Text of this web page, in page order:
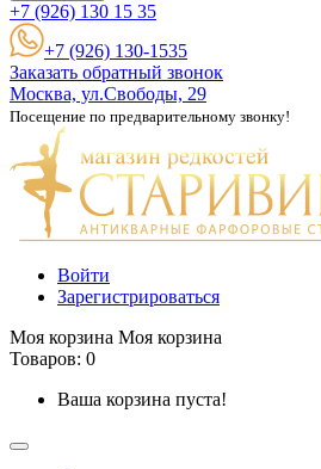
+7 (926) 130 15 35
+7 (926) 130-1535
Заказать обратный звонок
Москва, ул.Свободы, 29
Посещение по предварительному звонку!
Войти
Зарегистрироваться
Моя корзина Моя корзина
Товаров: 0
Ваша корзина пуста!